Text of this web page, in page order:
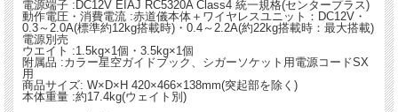
電源端子 :DC12V EIAJ RC5320A Class4 統一規格(センタープラス)
動作電圧・消費電流 :赤道儀本体＋ワイヤレスユニット：DC12V・
0.3～2.0A(標準約12kg搭載時)・0.4～2.2A(約22kg搭載時：最大搭載)
電源別売
ウエイト :1.5kg×1個・3.5kg×1個
附属品 :カラー星空ガイドブック、シガーソケット用電源コードSX
用
商品サイズ: W×D×H 420×466×138mm(突起部を除く)
本体重量 :約17.4kg(ウェイト別)